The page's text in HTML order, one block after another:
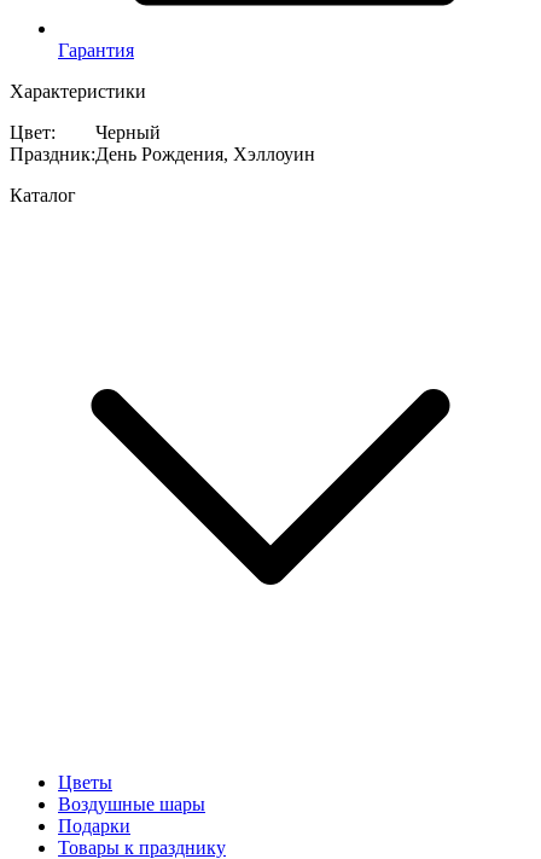
Гарантия
Характеристики
Цвет:
Черный
Праздник:День Рождения, Хэллоуин
Каталог
Цветы
Воздушные шары
Подарки
Товары к празднику